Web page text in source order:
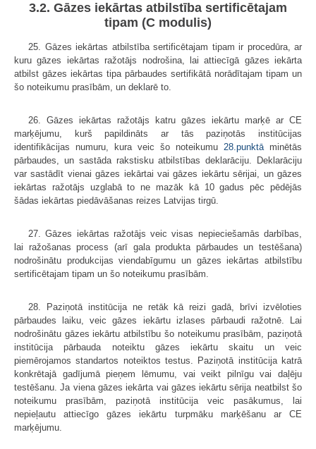
3.2. Gāzes iekārtas atbilstība sertificētajam
tipam (C modulis)
25. Gāzes iekārtas atbilstība sertificētajam tipam ir procedūra, ar
kuru gāzes iekārtas ražotājs nodrošina, lai attiecīgā gāzes iekārta
atbilst gāzes iekārtas tipa pārbaudes sertifikātā norādītajam tipam un
šo noteikumu prasībām, un deklarē to.
26. Gāzes iekārtas ražotājs katru gāzes iekārtu marķē ar CE
marķējumu, kurš papildināts ar tās paziņotās institūcijas
identifikācijas numuru, kura veic šo noteikumu 28.punktāminētās
pārbaudes, un sastāda rakstisku atbilstības deklarāciju. Deklarāciju
var sastādīt vienai gāzes iekārtai vai gāzes iekārtu sērijai, un gāzes
iekārtas ražotājs uzglabā to ne mazāk kā 10 gadus pēc pēdējās
šādas iekārtas piedāvāšanas reizes Latvijas tirgū.
27. Gāzes iekārtas ražotājs veic visas nepieciešamās darbības,
lai ražošanas process (arī gala produkta pārbaudes un testēšana)
nodrošinātu produkcijas viendabīgumu un gāzes iekārtas atbilstību
sertificētajam tipam un šo noteikumu prasībām.
28. Paziņotā institūcija ne retāk kā reizi gadā, brīvi izvēloties
pārbaudes laiku, veic gāzes iekārtu izlases pārbaudi ražotnē. Lai
nodrošinātu gāzes iekārtu atbilstību šo noteikumu prasībām, paziņotā
institūcija pārbauda noteiktu gāzes iekārtu skaitu un veic
piemērojamos standartos noteiktos testus. Paziņotā institūcija katrā
konkrētajā gadījumā pieņem lēmumu, vai veikt pilnīgu vai daļēju
testēšanu. Ja viena gāzes iekārta vai gāzes iekārtu sērija neatbilst šo
noteikumu prasībām, paziņotā institūcija veic pasākumus, lai
nepieļautu attiecīgo gāzes iekārtu turpmāku marķēšanu ar CE
marķējumu.